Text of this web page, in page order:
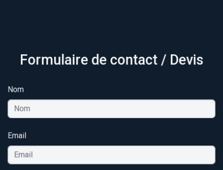
Formulaire de contact / Devis
Nom
Email